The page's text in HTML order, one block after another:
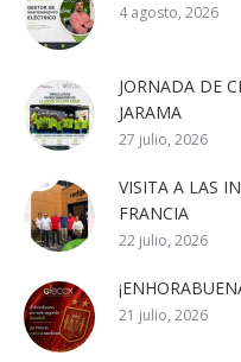
4 agosto, 2026
JORNADA DE
JARAMA
27 julio, 2026
VISITA A LAS
FRANCIA
22 julio, 2026
21 julio, 2026